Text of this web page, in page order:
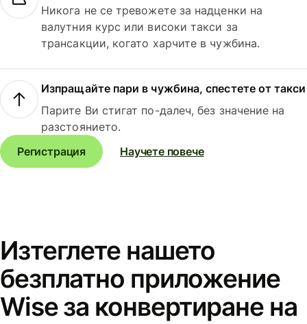
Никога не се тревожете за надценки на
валутния курс или високи такси за
трансакции, когато харчите в чужбина.
Изпращайте пари в чужбина, спестете от такси
Парите Ви стигат по-далеч, без значение на
разстоянието.
Регистрация
Научете повече
Изтеглете нашето
безплатно приложение
Wise за конвертиране на